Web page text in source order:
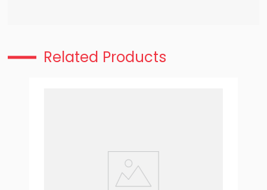
Related Products